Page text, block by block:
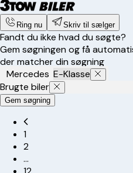
Ring nu Skriv til sælger
Fandt du ikke hvad du søgte?
Gem søgningen og få
der matcher din søgning
Mercedes E-Klasse
Brugte biler
Gem søgning
1
2
…